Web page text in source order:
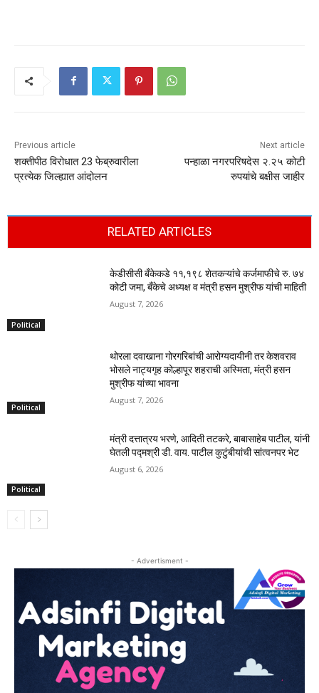
Previous article
शक्तीपीठ विरोधात 23 फेब्रुवारीला
प्रत्येक जिल्ह्यात आंदोलन
Next article
पन्हाळा नगरपरिषदेस २.२५ कोटी
रुपयांचे बक्षीस जाहीर
RELATED ARTICLES
Political
केडीसीसी बँकेकडे ११,१९८ शेतकऱ्यांचे कर्जमाफीचे रु. ७४
कोटी जमा, बँकेचे अध्यक्ष व मंत्री हसन मुश्रीफ यांची माहिती
August 7, 2026
Political
थोरला दवाखाना गोरगरिबांची आरोग्यदायीनी तर केशवराव
भोसले नाट्यगृह कोल्हापूर शहराची अस्मिता, मंत्री हसन
मुश्रीफ यांच्या भावना
August 7, 2026
Political
मंत्री दत्तात्रय भरणे, आदिती तटकरे, बाबासाहेब पाटील, यांनी
घेतली पद्मश्री डी. वाय. पाटील कुटुंबीयांची सांत्वनपर भेट
August 6, 2026
- Advertisment -